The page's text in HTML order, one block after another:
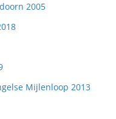
2005
Mijlenloop 2013